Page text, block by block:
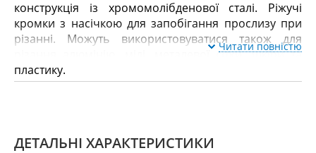
конструкція із хромомолібденової сталі. Ріжучі
кромки з насічкою для запобігання прослизу при
різанні. Можуть використовуватися також для
різання алюмінію, міді, металевої сітки, шкіри та
пластику.
Читати повністю
ДЕТАЛЬНІ ХАРАКТЕРИСТИКИ